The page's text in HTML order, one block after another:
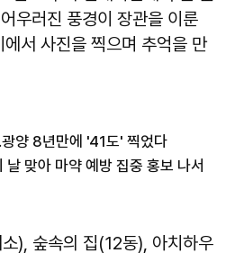
우러진 풍경이 장관을 이룬
서 사진을 찍으며 추억을 만
양 8년만에 '41도' 찍었다
맞아 마약 예방 집중 홍보 나서
), 숲속의 집(12동), 아치하우